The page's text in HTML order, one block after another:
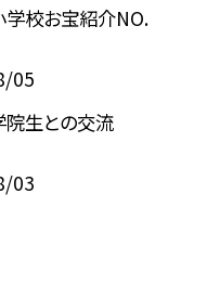
学校お宝紹介NO.
05
生との交流
03